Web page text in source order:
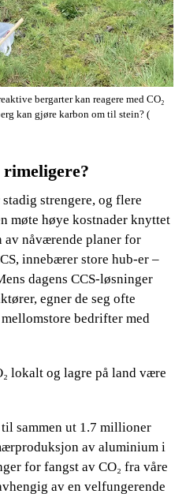
bergarter kan reagere med CO₂
kan gjøre karbon om til stein? (
strengere, og flere
møte høye kostnader knyttet
av nåværende planer for
innebærer store hub-er –
dagens CCS-løsninger
egner de seg ofte
bedrifter med
lokalt og lagre på land være
sammen ut 1.7 millioner
av aluminium i
for fangst av CO₂ fra våre
av en velfungerende